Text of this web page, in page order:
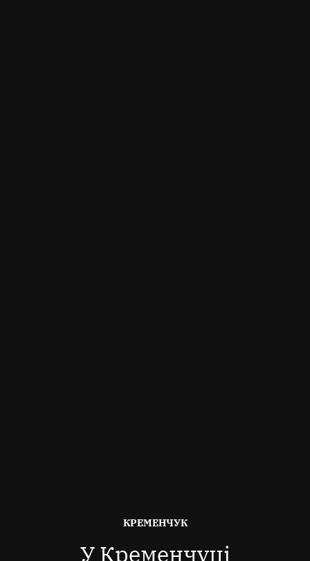
ОПУБЛІКОВАНО
КРЕМЕНЧУК
У Кременчуці